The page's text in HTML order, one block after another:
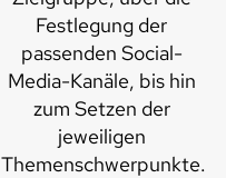
Festlegung der
passenden Social-
Media-Kanäle, bis hin
zum Setzen der
jeweiligen
Themenschwerpunkte.